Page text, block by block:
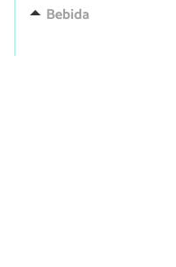
Bebida